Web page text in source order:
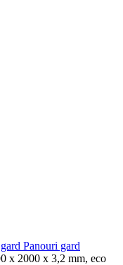
Panouri gard
x 2000 x 3,2 mm, eco